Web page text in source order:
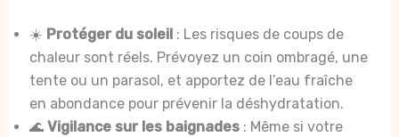
☀️ Protéger du soleil : Les risques de coups de
chaleur sont réels. Prévoyez un coin ombragé, une
tente ou un parasol, et apportez de l’eau fraîche
en abondance pour prévenir la déshydratation.
🌊 Vigilance sur les baignades: Même si votre